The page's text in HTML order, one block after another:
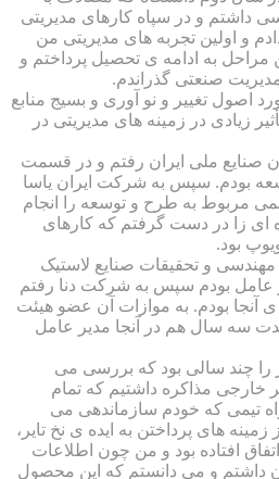
داشتم و در سپاه کارهای مدیریتی
و اولین تجربه های مدیریتی من
مراحل به ادامه ی تحصیل پرداختم و
صنعتی گذراندم.
اصول تغییر و نو آوری و بسیج منابع
زیادی در زمینه های مدیریتی در
صنایع ملی ایران رفتم و در قسمت
بودم. سپس به شرکت ایران یاسا
مربوط به طرح و توسعه را انجام
زا در دست گرفتم که کارهای
بود.
و تحقیقات صنایع لاستیک
عامل بودم سپس به شرکت دنا رفتم
آنجا بودم. به موازات آن عضو هیئت
سه سال هم در آنجا مدیر عامل
را چند سالی بود که بررسی می
مذاکره داشتیم که تمام
تیمی که خودم سازماندهی می
های پرداختن به ایده ی نخ تایر،
افتاده بود و من چون اطلاعات
داشتم و می دانستم که این محصول